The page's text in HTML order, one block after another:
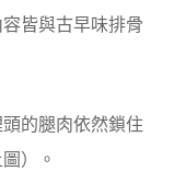
皆與古早味排骨
的腿肉依然鎖住
）。